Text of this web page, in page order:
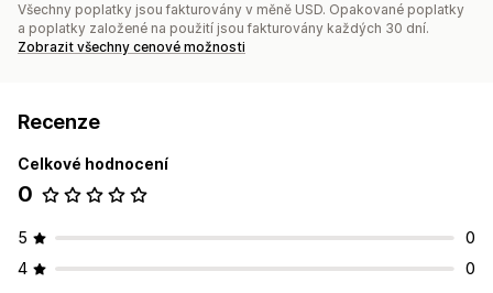
Všechny poplatky jsou fakturovány v měně USD. Opakované poplatky
a poplatky založené na použití jsou fakturovány každých 30 dní.
Zobrazit všechny cenové možnosti
Recenze
Celkové hodnocení
0
5
0
4
0